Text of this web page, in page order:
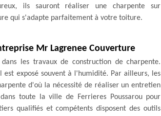
ils sauront réaliser une charpente sur
qui s'adapte parfaitement à votre toiture.
Mr Lagrenee Couverture
les travaux de construction de charpente.
est exposé souvent à l'humidité. Par ailleurs, les
d'où la nécessité de réaliser un entretien
toute la ville de Ferrieres Poussarou pour
qualifiés et compétents disposent des outils